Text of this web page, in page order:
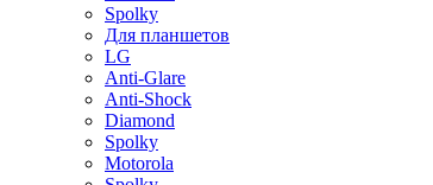
Spolky
Для планшетов
LG
Anti-Glare
Anti-Shock
Diamond
Spolky
Motorola